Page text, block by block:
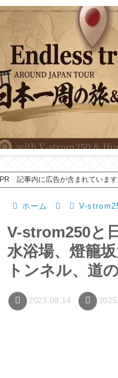
PR 記事内に広告が含まれています
ホーム V-
V-strom250と
水浴場、燈籠
トンネル、道
2023.08.14